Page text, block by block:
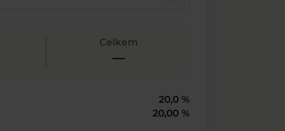
Celkem
—
20,0 %
20,00 %